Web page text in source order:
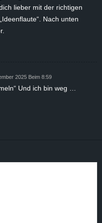
lieber mit der richtigen
Nach unten
2025 Beim 8:59
Und ich bin weg …